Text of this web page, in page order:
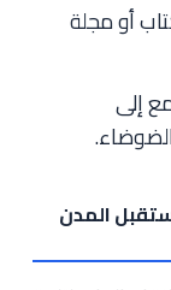
أو مجلة
إلى
المدن